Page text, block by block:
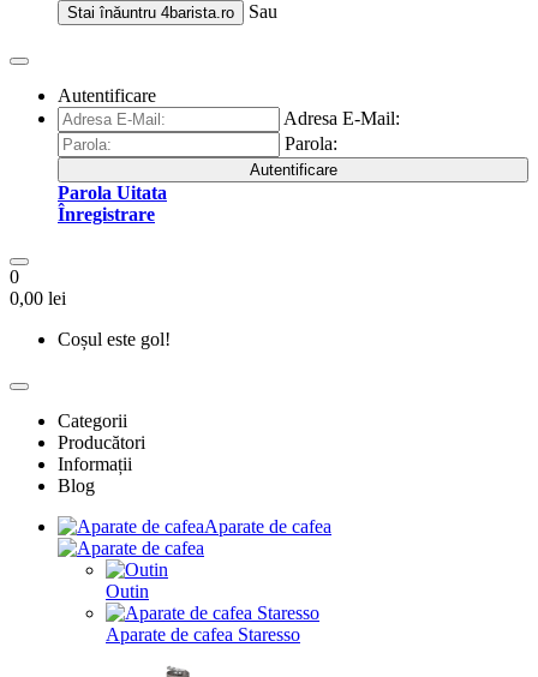
Stai înăuntru 4barista.ro Sau
Autentificare
Adresa E-Mail:
Parola:
Autentificare
Parola Uitata
Înregistrare
0
0,00 lei
Coșul este gol!
Categorii
Producători
Informații
Blog
Aparate de cafea
Outin
Aparate de cafea Staresso